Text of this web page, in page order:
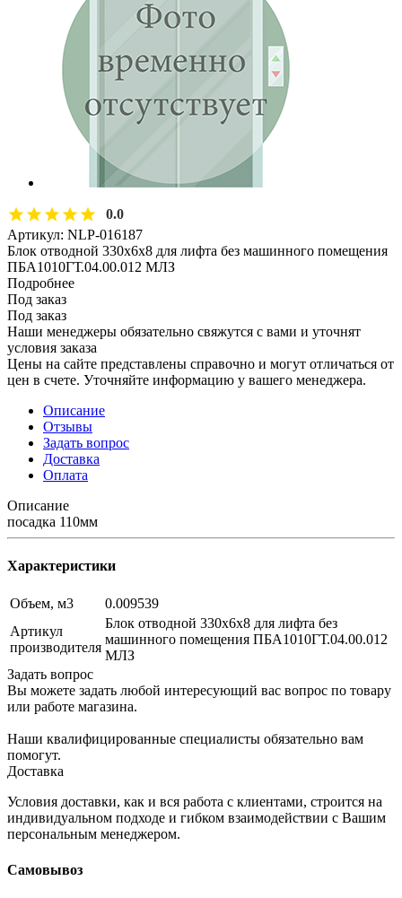
0.0
Артикул: NLP-016187
Блок отводной 330х6х8 для лифта без машинного помещения
ПБА1010ГТ.04.00.012 МЛЗ
Подробнее
Под заказ
Под заказ
Наши менеджеры обязательно свяжутся с вами и уточнят
условия заказа
Цены на сайте представлены справочно и могут отличаться от
цен в счете. Уточняйте информацию у вашего менеджера.
Описание
Отзывы
Задать вопрос
Доставка
Оплата
Описание
посадка 110мм
Характеристики
Объем, м3
0.009539
Артикул
производителя
Блок отводной 330х6х8 для лифта без
машинного помещения ПБА1010ГТ.04.00.012
МЛЗ
Задать вопрос
Вы можете задать любой интересующий вас вопрос по товару
или работе магазина.
Наши квалифицированные специалисты обязательно вам
помогут.
Доставка
Условия доставки, как и вся работа с клиентами, строится на
индивидуальном подходе и гибком взаимодействии с Вашим
персональным менеджером.
Самовывоз